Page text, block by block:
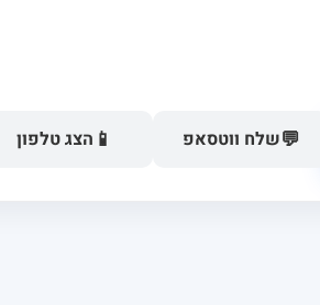
💬שלח ווטסאפ 📱 הצג טלפון